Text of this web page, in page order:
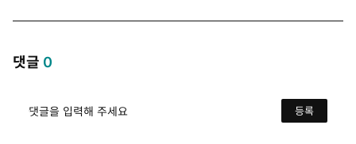
댓글 0
댓글을 입력해 주세요 등록